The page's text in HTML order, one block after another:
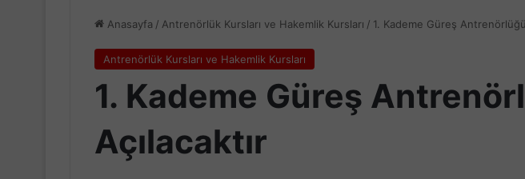
Anasayfa / Antrenörlük Kursları ve Hakemlik Kursları / 1. Kademe Güreş Antrenörlüğü
Antrenörlük Kursları ve Hakemlik Kursları
1. Kademe Güreş
Açılacaktır